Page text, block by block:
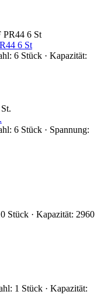
6 St
6 Stück · Kapazität:
6 Stück · Spannung:
Stück · Kapazität: 2960
1 Stück · Kapazität: